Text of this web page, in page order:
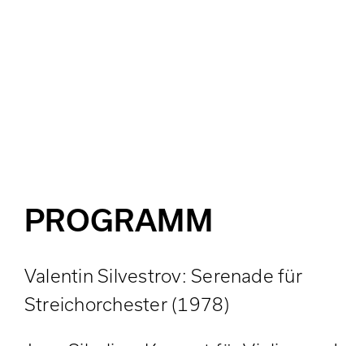
PROGRAMM
Valentin Silvestrov: Serenade für
Streichorchester (1978)